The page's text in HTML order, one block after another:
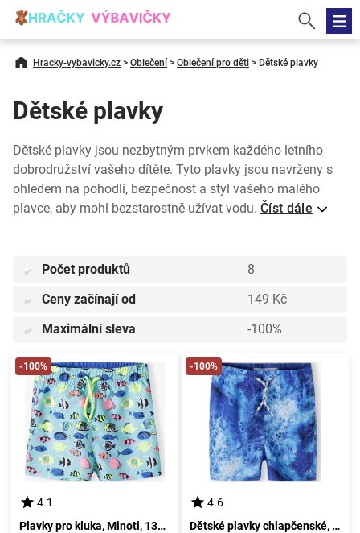
Hracky-vybavicky.cz > Oblečení > Oblečení pro děti > Dětské plavky
Dětské plavky
Dětské plavky jsou nezbytným prvkem každého letního
dobrodružství vašeho dítěte. Tyto plavky jsou navrženy s
ohledem na pohodlí, bezpečnost a styl vašeho malého
plavce, aby mohl bezstarostně užívat vodu. Číst dále
✅ Počet produktů 8
✅ Ceny začínají od 149 Kč
✅ Maximální sleva -100%
-100%
4.1
Plavky pro kluka, Minoti, 13plavání 14, Chlapec - 98/104 | 3/4roky
-100%
4.6
Dětské plavky chlapčenské, Minoti, 13swim 21, Kluk - 98/104 | 3/4let